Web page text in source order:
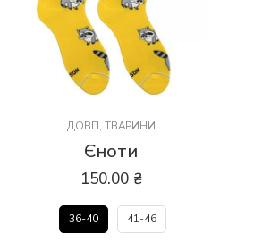
ДОВГІ, ТВАРИНИ
Єноти
150.00 ₴
36-40 41-46